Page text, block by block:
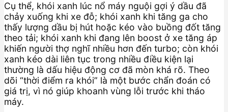
Cụ thể, khói xanh lúc nổ máy nguội gợi ý dầu đã
chảy xuống khi xe đỗ; khói xanh khi tăng ga cho
thấy lượng dầu bị hút hoặc kéo vào buồng đốt tăng
theo tải; khói xanh khi đang lên boost ở xe tăng áp
khiến người thợ nghĩ nhiều hơn đến turbo; còn khói
xanh kéo dài liên tục trong nhiều điều kiện lại
thường là dấu hiệu động cơ đã mòn khá rõ. Theo
dõi “thời điểm ra khói” là một bước chẩn đoán có
giá trị, vì nó giúp khoanh vùng lỗi trước khi tháo
máy.